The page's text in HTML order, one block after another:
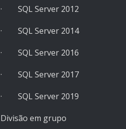
· SQL Server 2012
· SQL Server 2014
· SQL Server 2016
· SQL Server 2017
· SQL Server 2019
Divisão em grupo